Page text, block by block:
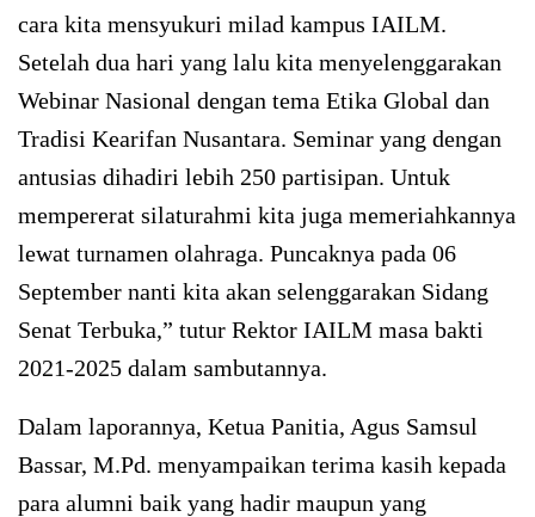
cara kita mensyukuri milad kampus IAILM.
Setelah dua hari yang lalu kita menyelenggarakan
Webinar Nasional dengan tema Etika Global dan
Tradisi Kearifan Nusantara. Seminar yang dengan
antusias dihadiri lebih 250 partisipan. Untuk
mempererat silaturahmi kita juga memeriahkannya
lewat turnamen olahraga. Puncaknya pada 06
September nanti kita akan selenggarakan Sidang
Senat Terbuka,” tutur Rektor IAILM masa bakti
2021-2025 dalam sambutannya.
Dalam laporannya, Ketua Panitia, Agus Samsul
Bassar, M.Pd. menyampaikan terima kasih kepada
para alumni baik yang hadir maupun yang